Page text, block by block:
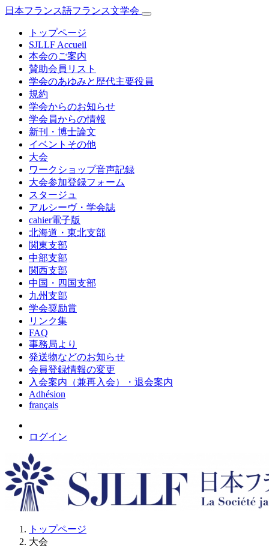
日本フランス語フランス文学会
トップページ
SJLLF Accueil
本会のご案内
賛助会員リスト
学会のあゆみと歴代主要役員
規約
学会からのお知らせ
学会員からの情報
新刊・博士論文
イベントその他
大会
ワークショップ音声記録
大会参加登録フォーム
スタージュ
アルシーヴ・学会誌
cahier電子版
北海道・東北支部
関東支部
中部支部
関西支部
中国・四国支部
九州支部
学会奨励賞
リンク集
FAQ
事務局より
発送物などのお知らせ
会員登録情報の変更
入会案内（兼再入会）・退会案内
Adhésion
français
ログイン
トップページ
大会